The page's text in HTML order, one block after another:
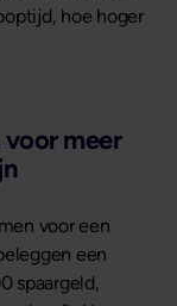
hoe hoger
meer
voor een
een
spaargeld,